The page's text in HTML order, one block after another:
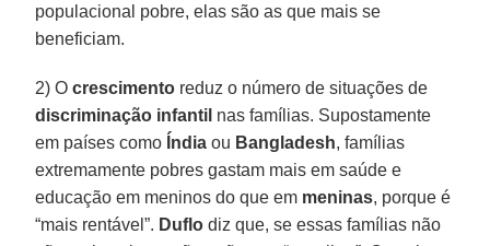
populacional pobre, elas são as que mais se
beneficiam.
2) Ocrescimento reduz o número de situações de
discriminação infantil nas famílias. Supostamente
em países como Índia ou Bangladesh, famílias
extremamente pobres gastam mais em saúde e
educação em meninos do que em meninas, porque é
“mais rentável”. Duflo diz que, se essas famílias não